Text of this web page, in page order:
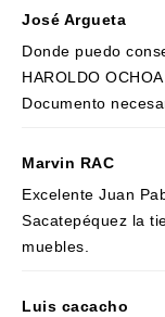
José Argueta
Donde puedo
HAROLDO
Documento
Marvin RAC
Excelente Juan
Sacatepéquez la
muebles.
Luis cacacho